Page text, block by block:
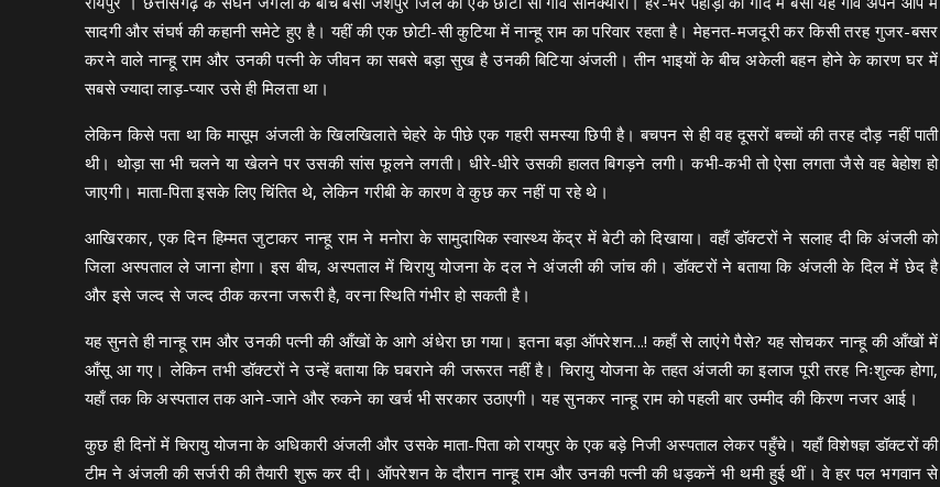
सादगी और संघर्ष की कहानी समेटे हुए है। यहीं की एक छोटी-सी कुटिया में नान्हू राम का परिवार रहता है। मेहनत-मजदूरी कर किसी तरह गुजर-बसर
करने वाले नान्हू राम और उनकी पत्नी के जीवन का सबसे बड़ा सुख है उनकी बिटिया अंजली। तीन भाइयों के बीच अकेली बहन होने के कारण घर में
सबसे ज्यादा लाड़-प्यार उसे ही मिलता था।
लेकिन किसे पता था कि मासूम अंजली के खिलखिलाते चेहरे के पीछे एक गहरी समस्या छिपी है। बचपन से ही वह दूसरों बच्चों की तरह दौड़ नहीं पाती
थी। थोड़ा सा भी चलने या खेलने पर उसकी सांस फूलने लगती। धीरे-धीरे उसकी हालत बिगड़ने लगी। कभी-कभी तो ऐसा लगता जैसे वह बेहोश हो
जाएगी। माता-पिता इसके लिए चिंतित थे, लेकिन गरीबी के कारण वे कुछ कर नहीं पा रहे थे।
आखिरकार, एक दिन हिम्मत जुटाकर नान्हू राम ने मनोरा के सामुदायिक स्वास्थ्य केंद्र में बेटी को दिखाया। वहाँ डॉक्टरों ने सलाह दी कि अंजली को
जिला अस्पताल ले जाना होगा। इस बीच, अस्पताल में चिरायु योजना के दल ने अंजली की जांच की। डॉक्टरों ने बताया कि अंजली के दिल में छेद है
और इसे जल्द से जल्द ठीक करना जरूरी है, वरना स्थिति गंभीर हो सकती है।
यह सुनते ही नान्हू राम और उनकी पत्नी की आँखों के आगे अंधेरा छा गया। इतना बड़ा ऑपरेशन...! कहाँ से लाएंगे पैसे? यह सोचकर नान्हू की आँखों में
आँसू आ गए। लेकिन तभी डॉक्टरों ने उन्हें बताया कि घबराने की जरूरत नहीं है। चिरायु योजना के तहत अंजली का इलाज पूरी तरह निःशुल्क होगा,
यहाँ तक कि अस्पताल तक आने-जाने और रुकने का खर्च भी सरकार उठाएगी। यह सुनकर नान्हू राम को पहली बार उम्मीद की किरण नजर आई।
कुछ ही दिनों में चिरायु योजना के अधिकारी अंजली और उसके माता-पिता को रायपुर के एक बड़े निजी अस्पताल लेकर पहुँचे। यहाँ विशेषज्ञ डॉक्टरों की
टीम ने अंजली की सर्जरी की तैयारी शुरू कर दी। ऑपरेशन के दौरान नान्हू राम और उनकी पत्नी की धड़कनें भी थमी हुई थीं। वे हर पल भगवान से